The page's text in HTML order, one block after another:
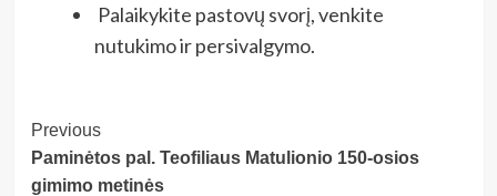
Palaikykite pastovų svorį, venkite
nutukimo ir persivalgymo.
Post
Navigation
Previous
Paminėtos pal. Teofiliaus Matulionio 150-osios
gimimo metinės